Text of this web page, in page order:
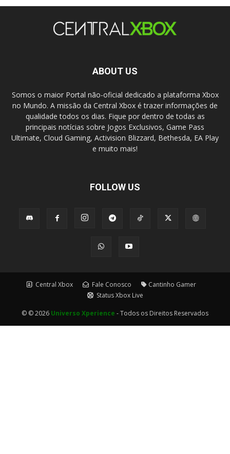
ABOUT US
Somos o maior Portal não-oficial dedicado a plataforma Xbox
no Mundo. A missão da Central Xbox é trazer informações de
qualidade todos os dias. Fique por dentro de todas as
principais notícias sobre Jogos Exclusivos, Game Pass
Ultimate, Cloud Gaming, Activision Blizzard, Bethesda, EA Play
e muito mais!
FOLLOW US
Central Xbox Fale Conosco
Cantinho Gamer
Status Xbox Live
© © 2026 Universo Xperience - Todos os Direitos Reservados